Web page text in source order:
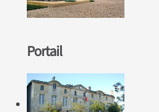
Portail